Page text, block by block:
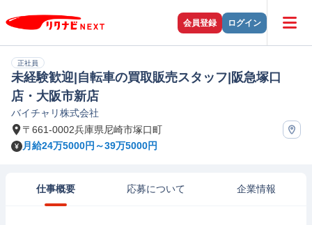
会員登録 ログイン
正社員
未経験歓迎|自転車の買取販売スタッフ|阪急塚口
店・大阪市新店
バイチャリ株式会社
〒661-0002兵庫県尼崎市塚口町
月給24万5000円～39万5000円
仕事概要 応募について 企業情報